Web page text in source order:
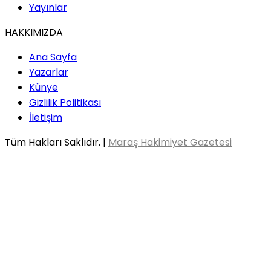
Yayınlar
HAKKIMIZDA
Ana Sayfa
Yazarlar
Künye
Gizlilik Politikası
İletişim
Tüm Hakları Saklıdır. | Maraş Hakimiyet Gazetesi